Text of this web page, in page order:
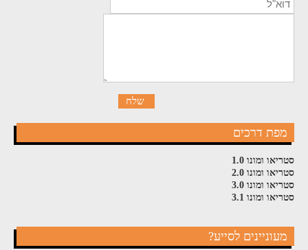
מפת דרכים
סטריאו ומונו 1.0
סטריאו ומונו 2.0
סטריאו ומונו 3.0
סטריאו ומונו 3.1
מעוניינים לסייע?